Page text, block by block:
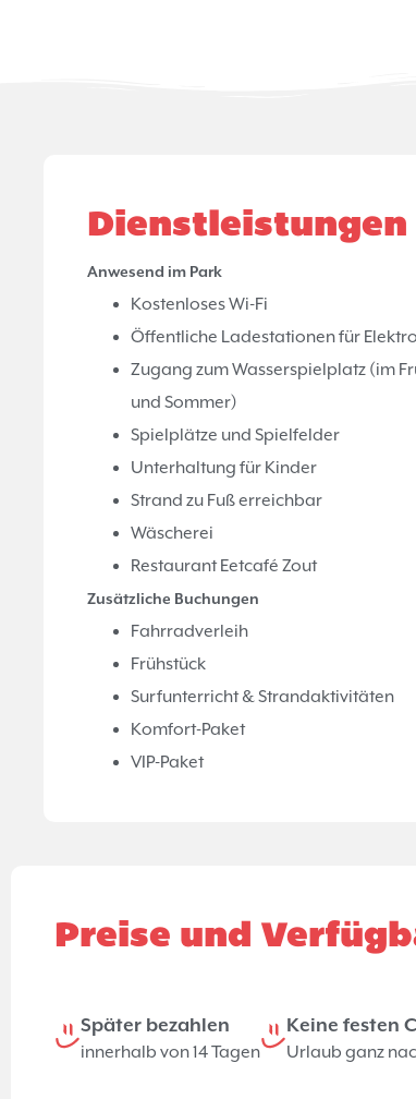
Dienstleistungen
Anwesend im Park
Kostenloses Wi-Fi
Öffentliche Ladestationen für
Zugang zum Wasserspielplatz (im
und Sommer)
Spielplätze und Spielfelder
Unterhaltung für Kinder
Strand zu Fuß erreichbar
Wäscherei
Restaurant Eetcafé Zout
Zusätzliche Buchungen
Fahrradverleih
Frühstück
Surfunterricht & Strandaktivitäten
Komfort-Paket
VIP-Paket
Preise und
Später bezahlen
innerhalb von 14 Tagen
Keine festen
Urlaub ganz